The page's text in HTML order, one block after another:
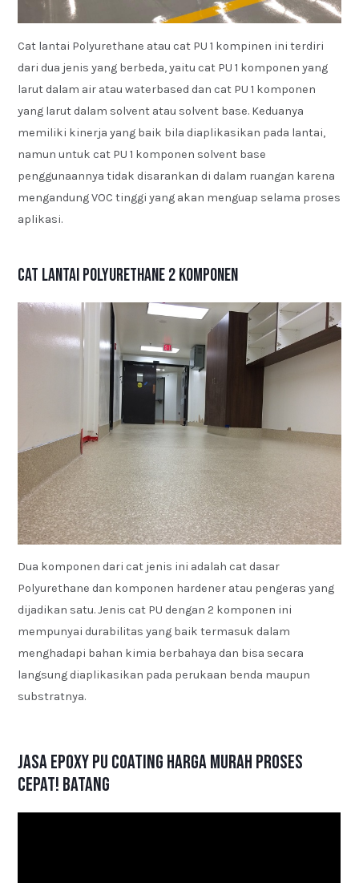
Cat lantai Polyurethane atau cat PU 1 kompinen ini terdiri
dari dua jenis yang berbeda, yaitu cat PU 1 komponen yang
larut dalam air atau waterbased dan cat PU 1 komponen
yang larut dalam solvent atau solvent base. Keduanya
memiliki kinerja yang baik bila diaplikasikan pada lantai,
namun untuk cat PU 1 komponen solvent base
penggunaannya tidak disarankan di dalam ruangan karena
mengandung VOC tinggi yang akan menguap selama proses
aplikasi.
Cat Lantai Polyurethane 2 Komponen
Dua komponen dari cat jenis ini adalah cat dasar
Polyurethane dan komponen hardener atau pengeras yang
dijadikan satu. Jenis cat PU dengan 2 komponen ini
mempunyai durabilitas yang baik termasuk dalam
menghadapi bahan kimia berbahaya dan bisa secara
langsung diaplikasikan pada perukaan benda maupun
substratnya.
Jasa Epoxy PU Coating Harga Murah Proses
Cepat! Batang